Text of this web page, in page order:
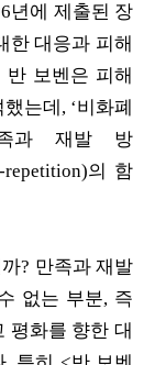
년에 제출된 장
한 대응과 피해
반 보벤은 피해
는데, ‘비화폐
과 재발 방
repetition)의 함
? 만족과 재발
없는 부분, 즉
평화를 향한 대